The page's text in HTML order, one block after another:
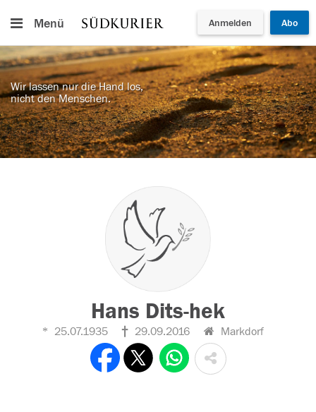
Menü Anmelden Abo
Wir lassen nur die Hand los,
nicht den Menschen.
Hans Dits-hek
25.07.1935 29.09.2016 Markdorf